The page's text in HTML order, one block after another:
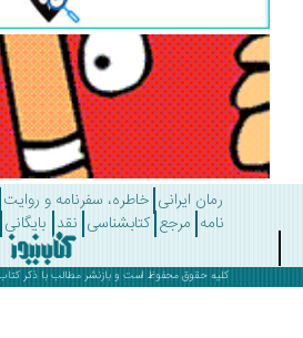
رمان ایرانی خاطره، سفرنامه و روایت
مرجع کتابشناسی نقد بایگانی پیگیری
کلیه حقوق محفوظ است و بازنشر مطالب با ذکرکتاب نیوزو